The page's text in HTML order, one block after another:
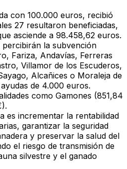
con 100.000 euros, recibió
27 resultaron beneficiadas,
asciende a 98.458,62 euros.
la subvención
Fariza, Andavías, Ferreras
Villamor de los Escuderos,
Alcañices o Moraleja de
de 4.000 euros.
como Gamones (851,84
es incrementar la rentabilidad
garantizar la seguridad
y preservar la salud del
el riesgo de transmisión de
silvestre y el ganado